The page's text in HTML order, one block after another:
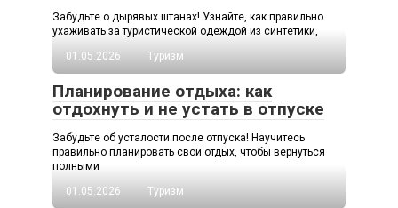
Забудьте о дырявых штанах! Узнайте, как правильно
ухаживать за туристической одеждой из синтетики,
01.05.2026
Туризм
Планирование отдыха: как
отдохнуть и не устать в отпуске
Забудьте об усталости после отпуска! Научитесь
правильно планировать свой отдых, чтобы вернуться
полными
01.05.2026
Туризм